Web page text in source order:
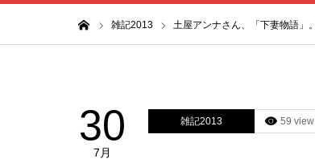
雑記2013 土屋アンナさん、「下妻物語」。
30
7月
雑記2013 59 view